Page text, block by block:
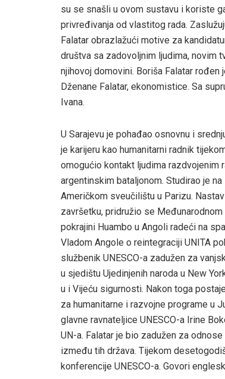
su se snašli u ovom sustavu i koriste
privređivanja od vlastitog rada.
Falatar obrazlažući motive za
društva sa zadovoljnim ljudima, novim
njihovoj domovini. Boriša Falatar rođen
Dženane Falatar, ekonomistice. Sa
Ivana.
U Sarajevu je pohađao osnovnu i
je karijeru kao humanitarni radnik
omogućio kontakt ljudima razdvojenim
argentinskim bataljonom. Studirao je
Američkom sveučilištu u Parizu.
završetku, pridružio se
pokrajini Huambo u Angoli radeći na
Vladom Angole o reintegraciji UNITA
službenik UNESCO-a zadužen za
u sjedištu Ujedinjenih naroda u New
u i Vijeću sigurnosti. Nakon toga
za humanitarne i razvojne programe u
glavne ravnateljice UNESCO-a Irine
UN-a. Falatar je bio zadužen za
između tih država. Tijekom
konferencije UNESCO-a. Govori